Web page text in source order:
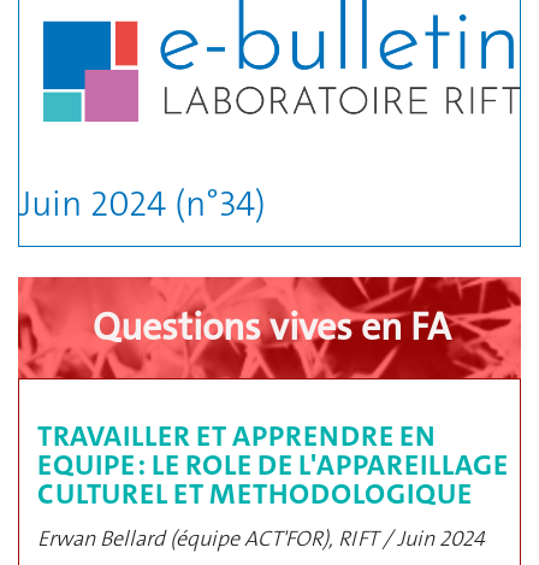
Juin 2024 (n°34)
Questions vives en FA
TRAVAILLER ET APPRENDRE EN
EQUIPE : LE ROLE DE L'APPAREILLAGE
CULTUREL ET METHODOLOGIQUE
Erwan Bellard (équipe ACT'FOR), RIFT / Juin 2024